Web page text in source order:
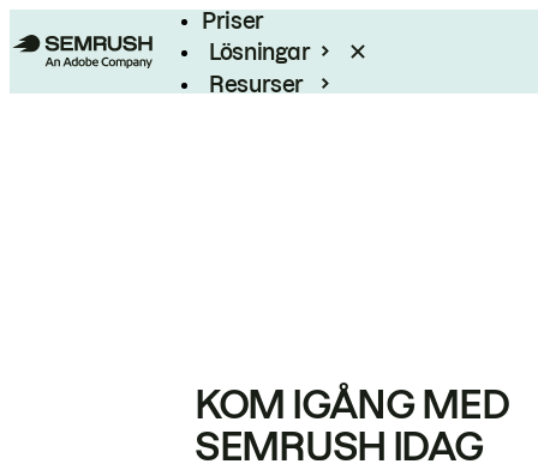
Priser
Lösningar
Resurser
KOM IGÅNG MED
SEMRUSH IDAG